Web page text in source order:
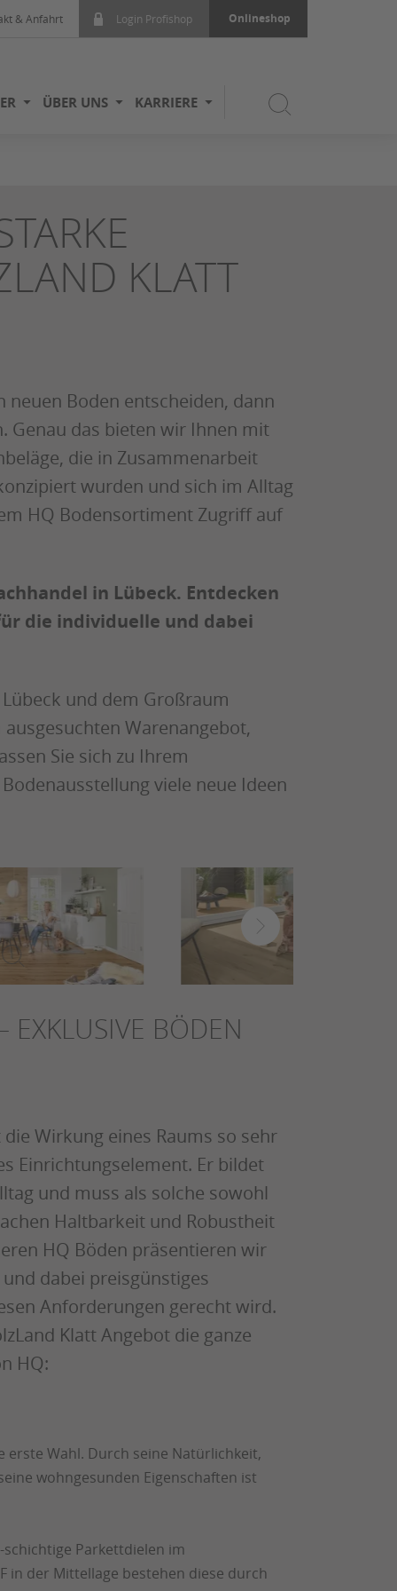
& Anfahrt Login Profishop Onlineshop
ÜBER UNS KARRIERE
KLATT
neuen Boden entscheiden, dann
Genau das bieten wir Ihnen mit
die in Zusammenarbeit
wurden und sich im Alltag
HQ Bodensortiment Zugriff auf
in Lübeck. Entdecken
die individuelle und dabei
und dem Großraum
Warenangebot,
Sie sich zu Ihrem
viele neue Ideen
BÖDEN
Wirkung eines Raums so sehr
Einrichtungselement. Er bildet
und muss als solche sowohl
Haltbarkeit und Robustheit
HQ Böden präsentieren wir
dabei preisgünstiges
Anforderungen gerecht wird.
Klatt Angebot die ganze
HQ:
erste Wahl. Durch seine Natürlichkeit,
wohngesunden Eigenschaften ist
Parkettdielen im
in der Mittellage bestehen diese durch